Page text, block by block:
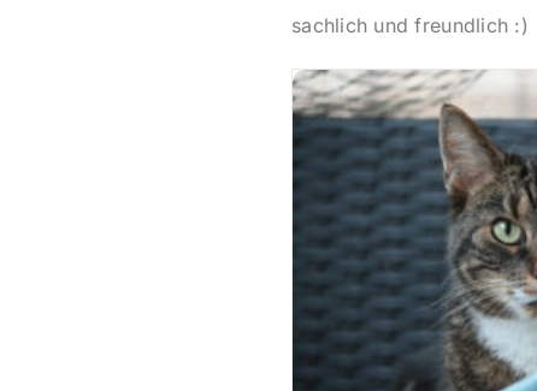
sachlich und freundlich :)